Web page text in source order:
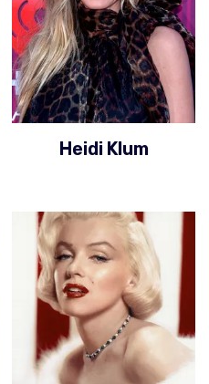
Heidi Klum